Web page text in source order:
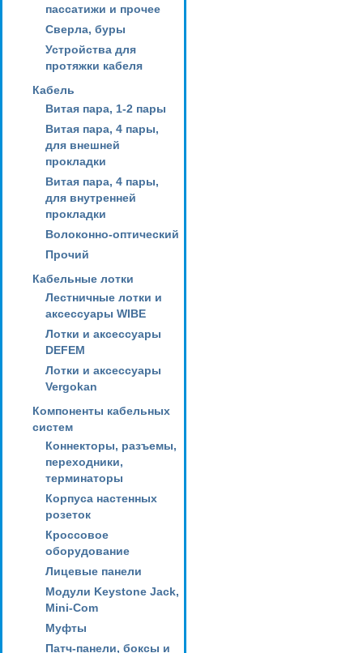
пассатижи и прочее
Сверла, буры
Устройства для
протяжки кабеля
Кабель
Витая пара, 1-2 пары
Витая пара, 4 пары,
для внешней
прокладки
Витая пара, 4 пары,
для внутренней
прокладки
Волоконно-оптический
Прочий
Кабельные лотки
Лестничные лотки и
аксессуары WIBE
Лотки и аксессуары
DEFEM
Лотки и аксессуары
Vergokan
Компоненты кабельных
систем
Коннекторы, разъемы,
переходники,
терминаторы
Корпуса настенных
розеток
Кроссовое
оборудование
Лицевые панели
Модули Keystone Jack,
Mini-Com
Муфты
Патч-панели, боксы и